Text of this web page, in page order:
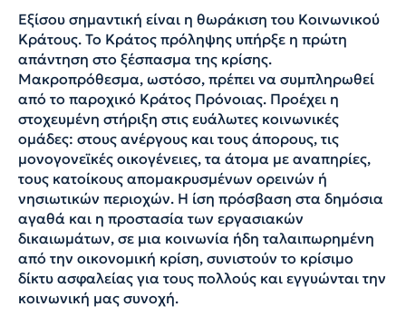
Εξίσου σημαντική είναι η θωράκιση του Κοινωνικού
Κράτους. Το Κράτος πρόληψης υπήρξε η πρώτη
απάντηση στο ξέσπασμα της κρίσης.
Μακροπρόθεσμα, ωστόσο, πρέπει να συμπληρωθεί
από το παροχικό Κράτος Πρόνοιας. Προέχει η
στοχευμένη στήριξη στις ευάλωτες κοινωνικές
ομάδες: στους ανέργους και τους άπορους, τις
μονογονεϊκές οικογένειες, τα άτομα με αναπηρίες,
τους κατοίκους απομακρυσμένων ορεινών ή
νησιωτικών περιοχών. Η ίση πρόσβαση στα δημόσια
αγαθά και η προστασία των εργασιακών
δικαιωμάτων, σε μια κοινωνία ήδη ταλαιπωρημένη
από την οικονομική κρίση, συνιστούν το κρίσιμο
δίκτυ ασφαλείας για τους πολλούς και εγγυώνται την
κοινωνική μας συνοχή.